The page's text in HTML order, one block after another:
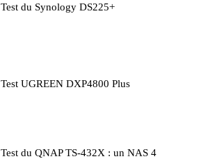
Test du Synology DS225+
Test UGREEN DXP4800 Plus
Test du QNAP TS-432X : un NAS 4